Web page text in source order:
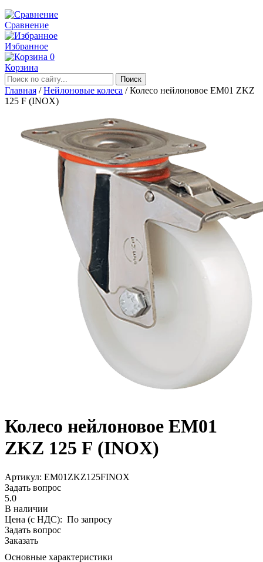
Сравнение
Избранное
0
Корзина
Главная /Нейлоновые колеса /Колесо нейлоновое EM01 ZKZ
125 F (INOX)
Колесо нейлоновое EM01
ZKZ 125 F (INOX)
Aртикул: EM01ZKZ125FINOX
Задать вопрос
5.0
В наличии
Цена (с НДС): По запросу
Задать вопрос
Заказать
Основные характеристики